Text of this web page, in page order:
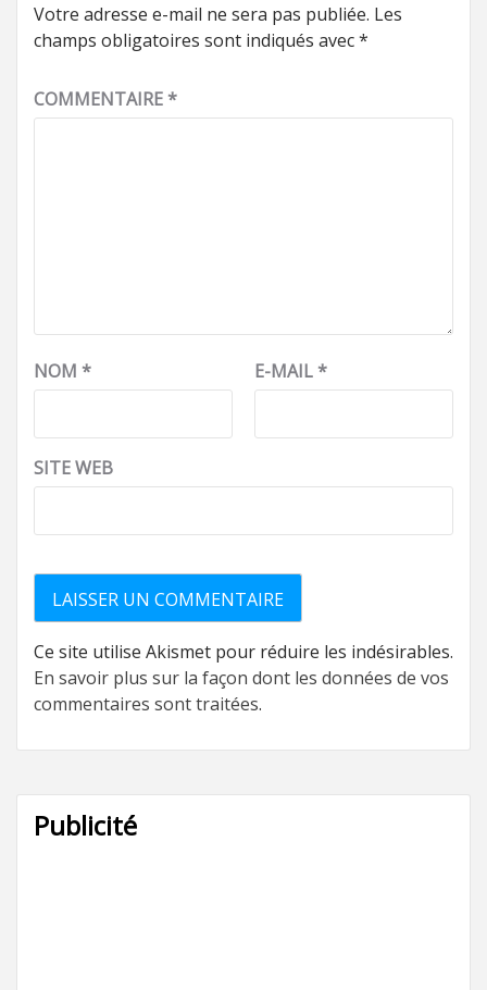
Votre adresse e-mail ne sera pas publiée. Les
champs obligatoires sont indiqués avec*
COMMENTAIRE*
NOM * E-MAIL*
SITE WEB
Ce site utilise Akismet pour réduire les indésirables.
En savoir plus sur la façon dont les données de vos
commentaires sont traitées.
Publicité